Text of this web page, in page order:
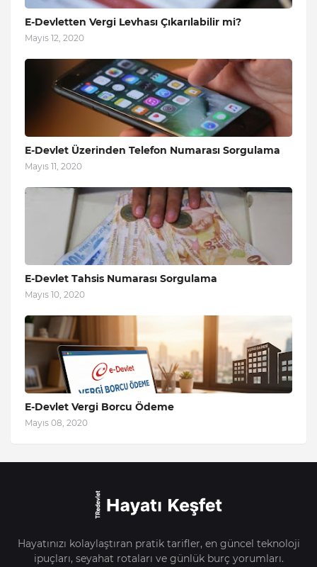
E-Devletten Vergi Levhası Çıkarılabilir mi?
Mayıs 12, 2020
E-Devlet Üzerinden Telefon Numarası Sorgulama
Mayıs 11, 2020
E-Devlet Tahsis Numarası Sorgulama
Mayıs 10, 2020
E-Devlet Vergi Borcu Ödeme
Mayıs 08, 2020
Hayatınızı kolaylaştıran pratik tarifler, en güncel teknoloji
ipuçları, seyahat rotaları ve günlük burç yorumları.